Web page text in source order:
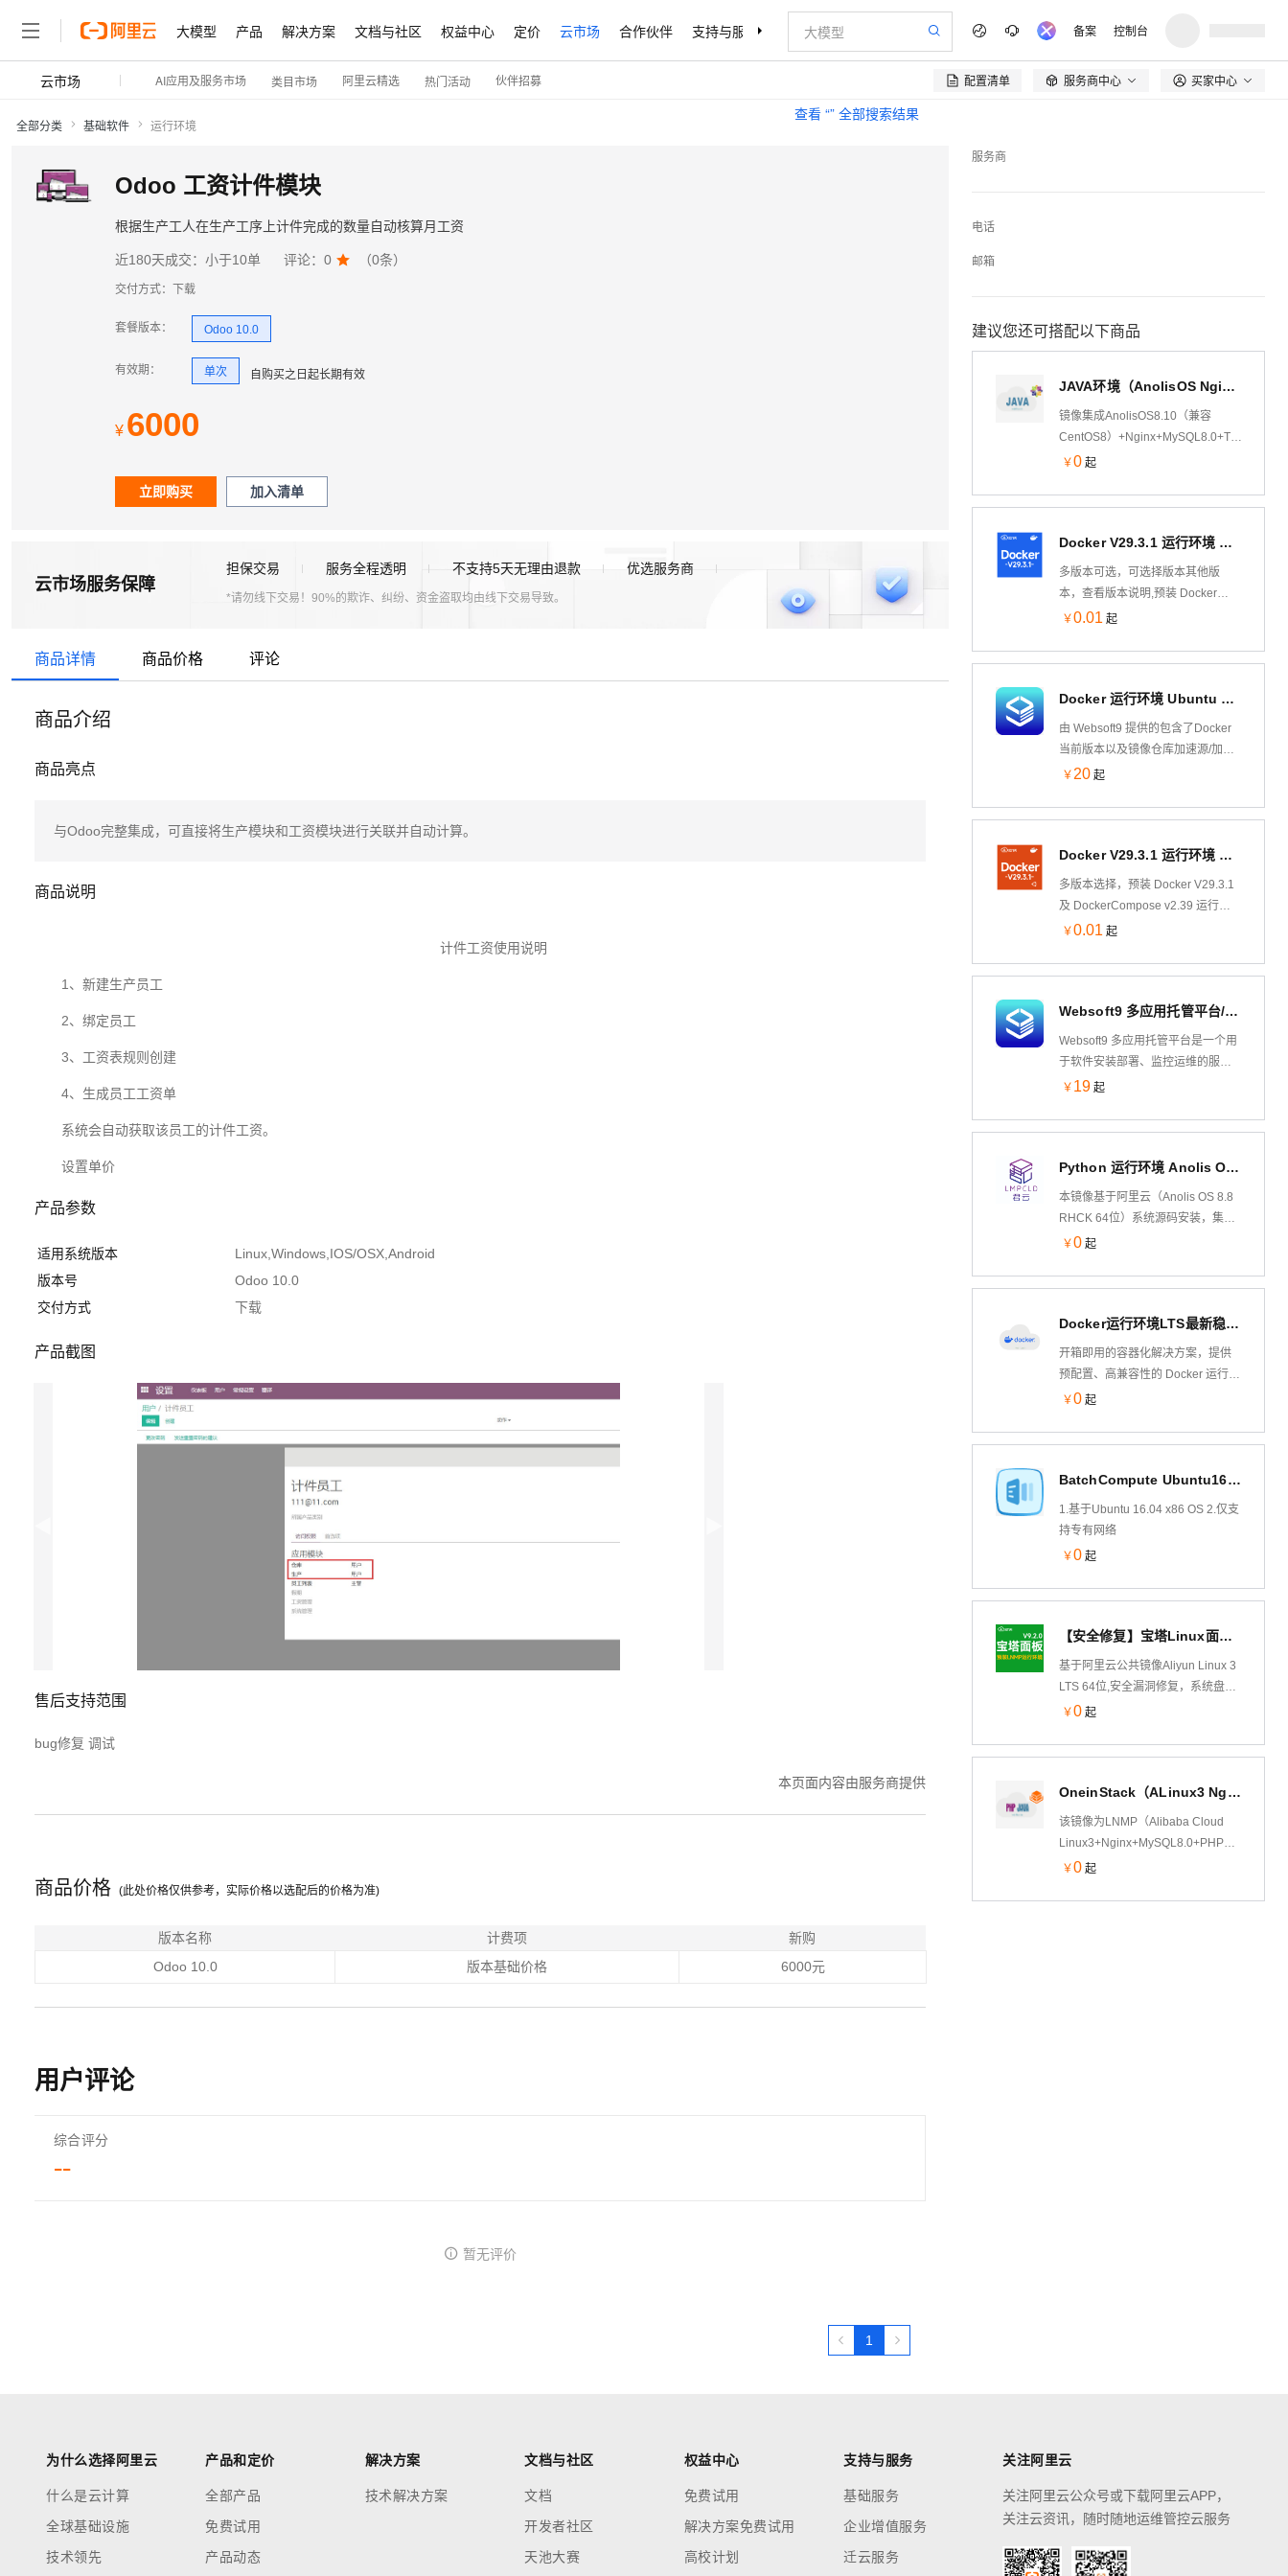
大模型 产品 解决方案 文档与社区 权益中心 定价 云市场 合作伙伴 支持与服务 了解阿里云
查看 “” 全部搜索结果
备案 控制台
云市场 AI应用及服务市场 类目市场 阿里云精选 热门活动 伙伴招募 配置清单  服务商中心 买家中心
全部分类 基础软件 运行环境
Odoo 工资计件模块
根据生产工人在生产工序上计件完成的数量自动核算月工资
近180天成交： 小于10单 评论： 0  （0条）
交付方式： 下载
套餐版本： Odoo 10.0
有效期 ： 单次 自购买之日起长期有效
¥ 6000
立即购买 加入清单
云市场服务保障
担保交易 服务全程透明 不支持5天无理由退款 优选服务商
*请勿线下交易！90%的欺诈、纠纷、资金盗取均由线下交易导致。
商品详情 商品价格 评论
商品介绍
商品亮点
与Odoo完整集成，可直接将生产模块和工资模块进行关联并自动计算。
商品说明
计件工资使用说明
1、新建生产员工
2、绑定员工
3、工资表规则创建
4、生成员工工资单
系统会自动获取该员工的计件工资。
设置单价
产品参数
适用系统版本
Linux,Windows,IOS/OSX,Android
版本号
Odoo 10.0
交付方式
下载
产品截图
售后支持范围
bug修复 调试
本页面内容由服务商提供
商品价格 (此处价格仅供参考，实际价格以选配后的价格为准)
版本名称 计费项
新购
Odoo 10.0
版本基础价格 6000元
用户评论
综合评分
--
暂无评价
1
服务商
电话
邮箱
建议您还可搭配以下商品
JAVA环境（AnolisOS Nginx Tomcat8 JDK）
镜像集成AnolisOS8.10（兼容
CentOS8）
Nginx处理静态资源，Tomcat以apr
￥0 起
Docker V29.3.1 运行环境 Docker-compose Aliyun Linux 3 LTS 64位
多版本可选，可选择版本其他版
本，查看版本说明,预装 Docker
V29.3.1 运行环境 Docker-compose
键部署，快速部署维护。允许实例
简单、快速地扩展。
￥0.01 起
Docker 运行环境 Ubuntu 24.04（含可视化面板）
由 Websoft9 提供的包含了Docker
当前版本以及镜像仓库加速源/加速
器的 Ubuntu 镜像，预装可视化
准的技术支持和应用部署建议。
￥ 20 起
Docker V29.3.1 运行环境 DockerCompose v2.39 Ubuntu 24.04 LTS 64 位
多版本选择，预装 Docker V29.3.1
及 DockerCompose v2.39 运行环
境 基于Ubuntu 24.04 LTS 64-bit，
￥0.01 起
Websoft9 多应用托管平台/运维面板/服务器管理（入门版）
Websoft9 多应用托管平台是一个用
于软件安装部署、监控运维的服务
器面板&PaaS 平台。它遵循 GitOps
等 300+个可一键部署的应用模板。
￥ 19 起
Python 运行环境 Anolis OS（龙蜥国产化操作系统）
本镜像基于阿里云（Anolis OS 8.8
RHCK 64位）系统源码安装，集成
的Python环境基于yum安装，包含
￥0 起
Docker运行环境LTS最新稳定版
开箱即用的容器化解决方案，提供
预配置、高兼容性的 Docker 运行环
境镜像，支持快速部署于阿里云
核参数，消除环境搭建复杂度，助
力开发者秒级启动容器应用，聚焦
业务创新而非运维配置。
￥0 起
BatchCompute Ubuntu16.04
1.基于Ubuntu 16.04 x86 OS 2.仅支
持专有网络
￥0 起
【安全修复】宝塔Linux面板V9.2.0 预装LNMP运行环境 AliLinux 3 LTS 64位(系统盘)bt服务器管理
基于阿里云公共镜像Aliyun Linux 3
LTS 64位,安全漏洞修复，系统盘运
行，安装宝塔面板V9.2.0 纯净版 预
件。
￥0 起
OneinStack（ALinux3 Nginx PHP JAVA）
该镜像为LNMP（Alibaba Cloud
Linux3+Nginx+MySQL8.0+PHP多
版本）+Tomcat架构，jemalloc优化
￥0 起
为什么选择阿里云
什么是云计算
全球基础设施
技术领先
产品和定价
全部产品
免费试用
产品动态
解决方案
技术解决方案
文档与社区
文档
开发者社区
天池大赛
权益中心
免费试用
解决方案免费试用
高校计划
支持与服务
基础服务
企业增值服务
迁云服务
关注阿里云
关注阿里云公众号或下载阿里云APP，
关注云资讯，随时随地运维管控云服务